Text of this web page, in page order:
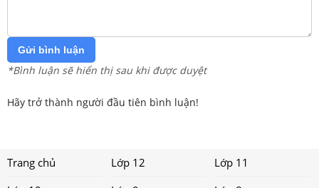
Gửi bình luận
*Bình luận sẽ hiển thị sau khi được duyệt
Hãy trở thành người đầu tiên bình luận!
Trang chủ Lớp 12
Lớp 11